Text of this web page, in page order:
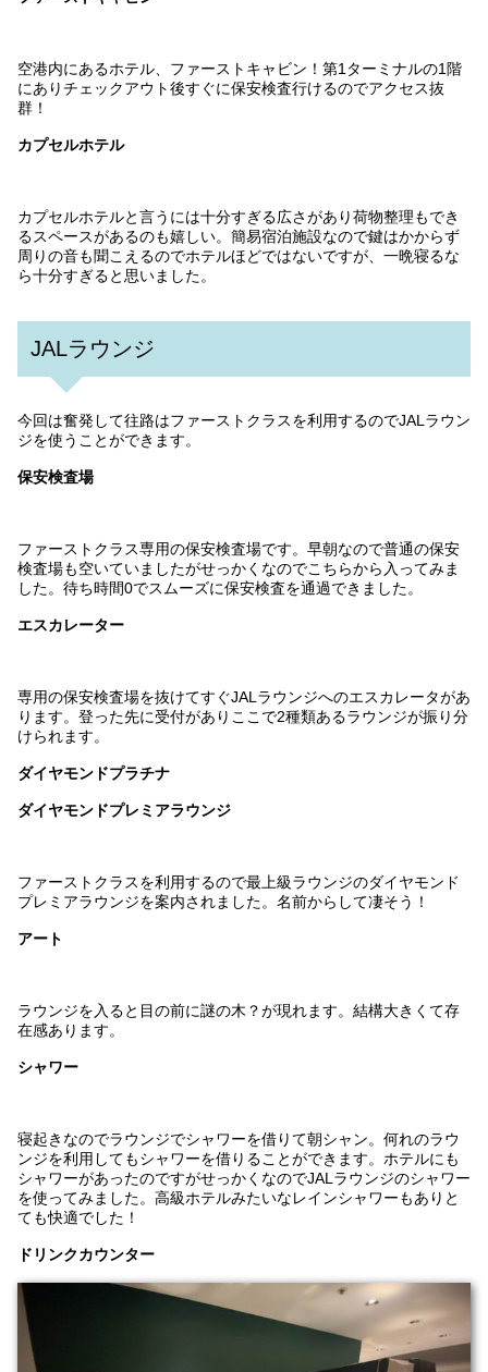
空港内にあるホテル、ファーストキャビン！第1ターミナルの1階
にありチェックアウト後すぐに保安検査行けるのでアクセス抜
群！
カプセルホテル
カプセルホテルと言うには十分すぎる広さがあり荷物整理もでき
るスペースがあるのも嬉しい。簡易宿泊施設なので鍵はかからず
周りの音も聞こえるのでホテルほどではないですが、一晩寝るな
ら十分すぎると思いました。
JALラウンジ
今回は奮発して往路はファーストクラスを利用するのでJALラウン
ジを使うことができます。
保安検査場
ファーストクラス専用の保安検査場です。早朝なので普通の保安
検査場も空いていましたがせっかくなのでこちらから入ってみま
した。待ち時間0でスムーズに保安検査を通過できました。
エスカレーター
専用の保安検査場を抜けてすぐJALラウンジへのエスカレータがあ
ります。登った先に受付がありここで2種類あるラウンジが振り分
けられます。
ダイヤモンドプラチナ
ダイヤモンドプレミアラウンジ
ファーストクラスを利用するので最上級ラウンジのダイヤモンド
プレミアラウンジを案内されました。名前からして凄そう！
アート
ラウンジを入ると目の前に謎の木？が現れます。結構大きくて存
在感あります。
シャワー
寝起きなのでラウンジでシャワーを借りて朝シャン。何れのラウ
ンジを利用してもシャワーを借りることができます。ホテルにも
シャワーがあったのですがせっかくなのでJALラウンジのシャワー
を使ってみました。高級ホテルみたいなレインシャワーもありと
ても快適でした！
ドリンクカウンター